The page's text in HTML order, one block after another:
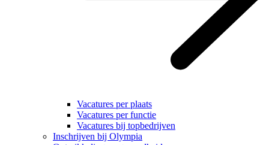
Vacatures per plaats
Vacatures per functie
Vacatures bij topbedrijven
Inschrijven bij Olympia